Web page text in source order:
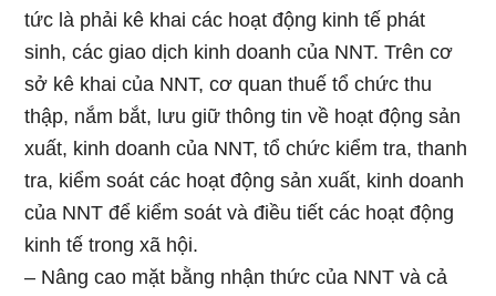
tức là phải kê khai các hoạt động kinh tế phát
sinh, các giao dịch kinh doanh của NNT. Trên cơ
sở kê khai của NNT, cơ quan thuế tổ chức thu
thập, nắm bắt, lưu giữ thông tin về hoạt động sản
xuất, kinh doanh của NNT, tổ chức kiểm tra, thanh
tra, kiểm soát các hoạt động sản xuất, kinh doanh
của NNT để kiểm soát và điều tiết các hoạt động
kinh tế trong xã hội.
– Nâng cao mặt bằng nhận thức của NNT và cả